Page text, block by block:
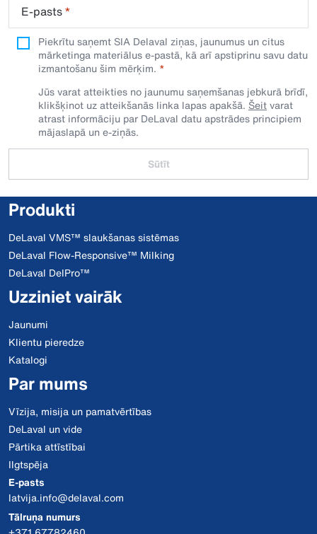
E-pasts*
Piekrītu saņemt SIA Delaval ziņas, jaunumus un citus
mārketinga materiālus e-pastā, kā arī apstiprinu savu datu
izmantošanu šim mērķim.
Jūs varat atteikties no jaunumu saņemšanas jebkurā brīdī,
klikšķinot uz atteikšanās linka lapas apakšā. Šeitvarat
atrast informāciju par DeLaval datu apstrādes principiem
mājaslapā un e-ziņās.
Sūtīt
Produkti
DeLaval VMS™ slaukšanas sistēmas
DeLaval Flow-Responsive™ Milking
DeLaval DelPro™
Uzziniet vairāk
Jaunumi
Klientu pieredze
Katalogi
Par mums
Vīzija, misija un pamatvērtības
DeLaval un vide
Pārtika attīstībai
Ilgtspēja
E-pasts
latvija.info@delaval.com
Tālruņa numurs